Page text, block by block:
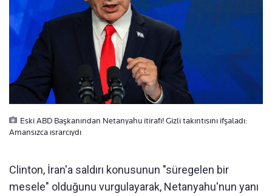
Eski ABD Başkanından Netanyahu itirafı! Gizli takıntısını ifşaladı:
Amansızca ısrarcıydı
Clinton, İran'a saldırı konusunun "süregelen bir
mesele" olduğunu vurgulayarak, Netanyahu'nun yanı